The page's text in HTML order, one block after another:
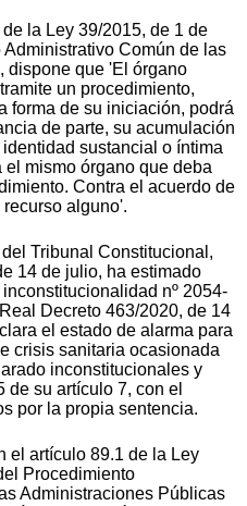
la Ley 39/2015, de 1 de
Común de las
dispone que 'El órgano
un procedimiento,
forma de su iniciación, podrá
de parte, su acumulación
sustancial o íntima
mismo órgano que deba
Contra el acuerdo de
alguno'.
Tribunal Constitucional,
14 de julio, ha estimado
nº 2054-
Decreto 463/2020, de 14
el estado de alarma para
crisis sanitaria ocasionada
inconstitucionales y
de su artículo 7, con el
por la propia sentencia.
el artículo 89.1 de la Ley
Procedimiento
Administraciones Públicas